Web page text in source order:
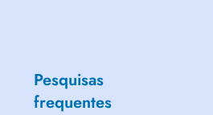
Pesquisas
frequentes